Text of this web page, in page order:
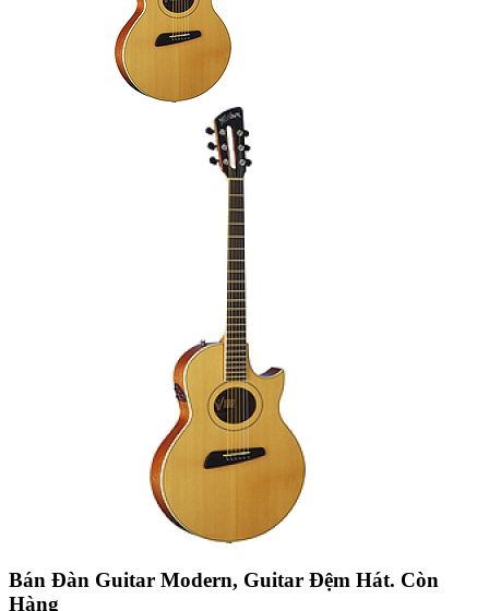
Bán Đàn Guitar Modern, Guitar Đệm Hát. Còn
Hàng